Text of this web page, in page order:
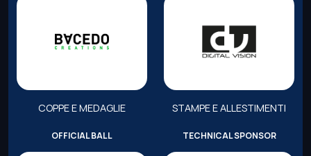
COPPE E MEDAGLIE STAMPE E ALLESTIMENTI
OFFICIAL BALL TECHNICAL SPONSOR